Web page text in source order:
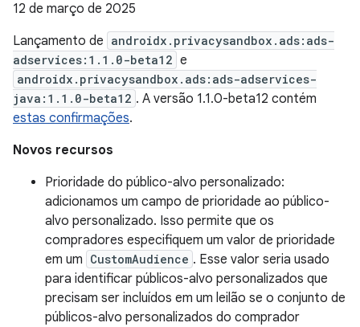
12 de março de 2025
Lançamento de androidx.privacysandbox.ads:ads-
adservices:1.1.0-beta12 e
androidx.privacysandbox.ads:ads-adservices-
java:1.1.0-beta12 . A versão 1.1.0-beta12 contém
estas confirmações.
Novos recursos
Prioridade do público-alvo personalizado:
adicionamos um campo de prioridade ao público-
alvo personalizado. Isso permite que os
compradores especifiquem um valor de prioridade
em um CustomAudience . Esse valor seria usado
para identificar públicos-alvo personalizados que
precisam ser incluídos em um leilão se o conjunto de
públicos-alvo personalizados do comprador